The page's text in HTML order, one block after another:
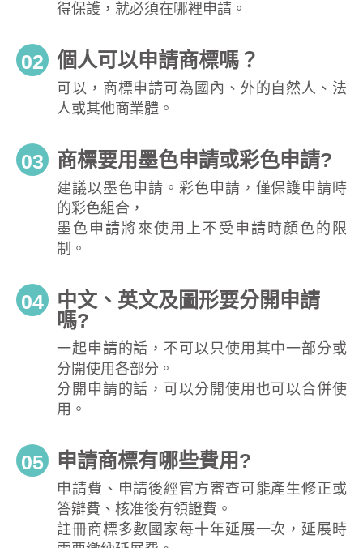
得保護，就必須在哪裡申請。
02 個人可以申請商標嗎？
可以，商標申請可為國內、外的自然人、法
人或其他商業體。
03 商標要用墨色申請或彩色申請?
建議以墨色申請。彩色申請，僅保護申請時
的彩色組合，
墨色申請將來使用上不受申請時顏色的限
制。
04
中文、英文及圖形要分開申請
嗎?
一起申請的話，不可以只使用其中一部分或
分開使用各部分。
分開申請的話，可以分開使用也可以合併使
用。
05 申請商標有哪些費用?
申請費、申請後經官方審查可能產生修正或
答辯費、核准後有領證費。
註冊商標多數國家每十年延展一次，延展時